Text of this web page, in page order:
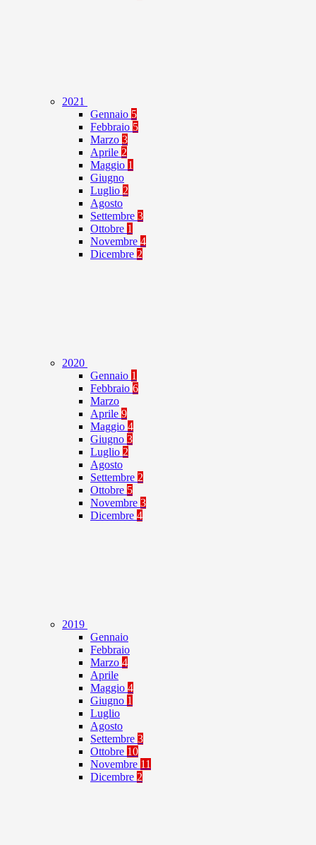
2021
Gennaio 5
Febbraio 5
Marzo 3
Aprile 2
Maggio 1
Giugno
Luglio 2
Agosto
Settembre 3
Ottobre 1
Novembre 4
Dicembre 2
2020
Gennaio 1
Febbraio 6
Marzo
Aprile 9
Maggio 4
Giugno 3
Luglio 2
Agosto
Settembre 2
Ottobre 5
Novembre 3
Dicembre 4
2019
Gennaio
Febbraio
Marzo 4
Aprile
Maggio 4
Giugno 1
Luglio
Agosto
Settembre 3
Ottobre 10
Novembre 11
Dicembre 2